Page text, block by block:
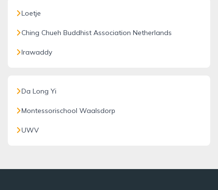
Loetje
Ching Chueh Buddhist Association Netherlands
Irawaddy
Da Long Yi
Montessorischool Waalsdorp
UWV